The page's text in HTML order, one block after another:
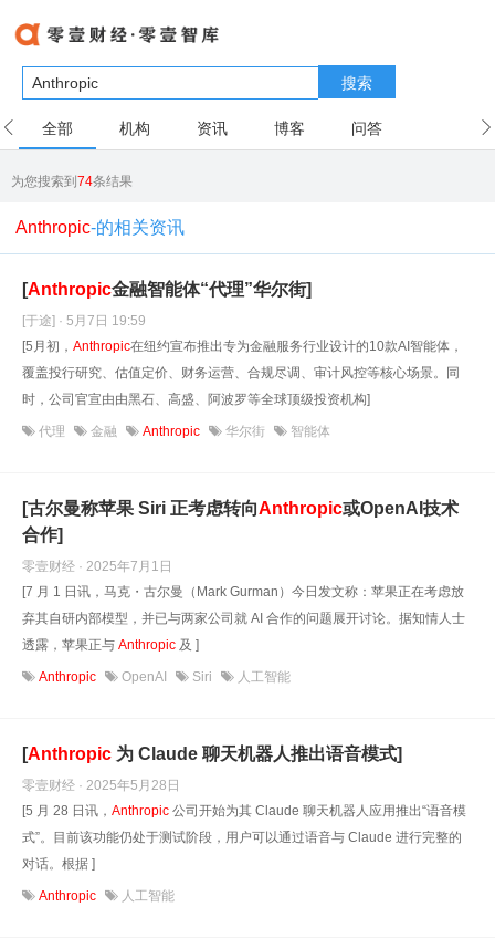
搜索
全部 机构 资讯 博客 问答
为您搜索到74条结果
Anthropic-的相关资讯
[Anthropic金融智能体“代理”华尔街]
[于途] · 5月7日 19:59
[5月初， Anthropic在纽约宣布推出专为金融服务行业设计的10款AI智能体，
覆盖投行研究、估值定价、财务运营、合规尽调、审计风控等核心场景。同
时，公司官宣由由黑石、高盛、阿波罗等全球顶级投资机构]
代理 金融 Anthropic 华尔街 智能体
[古尔曼称苹果 Siri 正考虑转向Anthropic或OpenAI技术
合作]
零壹财经 · 2025年7月1日
[7 月 1 日讯，马克・古尔曼（Mark Gurman）今日发文称：苹果正在考虑放
弃其自研内部模型，并已与两家公司就 AI 合作的问题展开讨论。据知情人士
透露，苹果正与 Anthropic 及 ]
Anthropic OpenAI Siri 人工智能
[Anthropic 为 Claude 聊天机器人推出语音模式]
零壹财经 · 2025年5月28日
[5 月 28 日讯， Anthropic 公司开始为其 Claude 聊天机器人应用推出“语音模
式”。目前该功能仍处于测试阶段，用户可以通过语音与 Claude 进行完整的
对话。根据 ]
Anthropic 人工智能